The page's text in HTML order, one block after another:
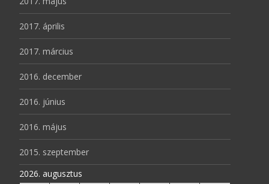
2017. április
2017. március
2016. december
2016. június
2016. május
2015. szeptember
2026. augusztus